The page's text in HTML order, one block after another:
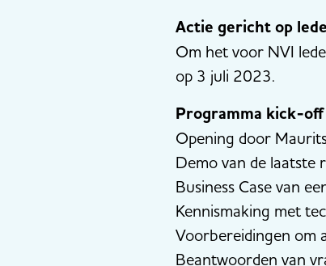
Actie gericht op
Om het voor NVI
op 3 juli 2023.
Programma kick-off
Opening door
Demo van de laatste
Business Case van
Kennismaking met
Voorbereidingen om
Beantwoorden van